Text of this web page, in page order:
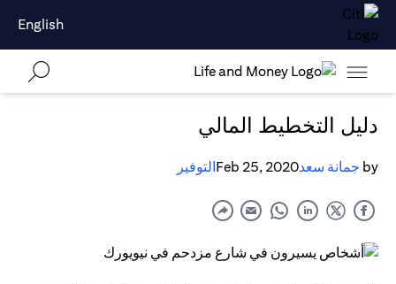
English
دليل التخطيط المالي
by جمانة سعدFeb 25, 2020التوفير